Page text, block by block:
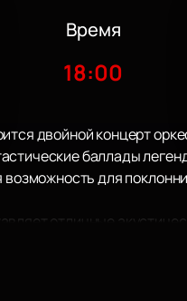
Время
18:00
двойной концерт
баллады
для
отличные
что позволяет в